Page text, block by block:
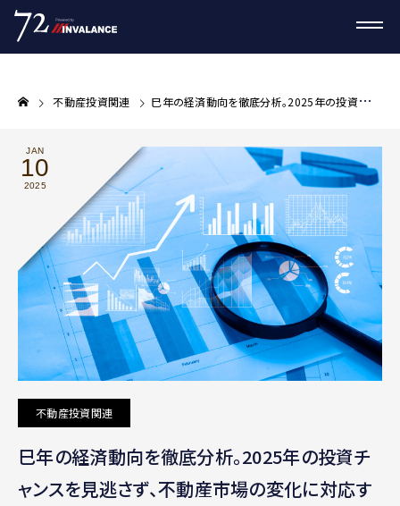
不動産投資関連 巳年の経済動向を徹底分析。2025年の投資チャンスを見逃さず、不動産市場の変化に対応するための戦略とポイント
JAN
10
2025
不動産投資関連
巳年の経済動向を徹底分析。2025年の投資チ
ャンスを見逃さず、不動産市場の変化に対応す